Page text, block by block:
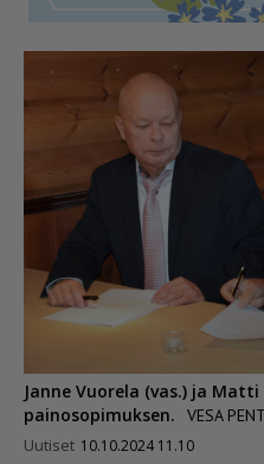
Janne Vuorela (vas.) ja
painosopimuksen.
VESA
Uutiset 10.10.2024 11.10